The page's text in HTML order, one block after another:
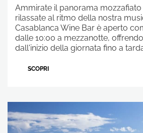
Ammirate il panorama
rilassate al ritmo della nostra
Casablanca Wine Bar è aperto
dalle 10:00 a mezzanotte,
dall'inizio della giornata fino a
SCOPRI